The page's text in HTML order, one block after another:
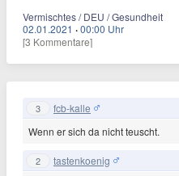
Vermischtes / DEU / Gesundheit
02.01.2021 ·00:00 Uhr
[3 Kommentare]
3 fcb-kalle
Wenn er sich da nicht teuscht.
2 tastenkoenig